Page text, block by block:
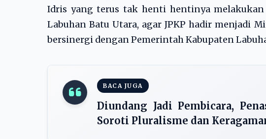
Idris yang terus tak henti hentinya melakukan
Labuhan Batu Utara, agar JPKP hadir menjadi
bersinergi dengan Pemerintah Kabupaten
BACA JUGA
Diundang Jadi Pembicara,
Soroti Pluralisme dan